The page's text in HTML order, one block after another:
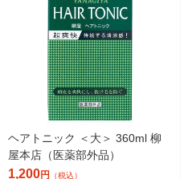
ヘアトニック ＜大＞ 360ml 柳
屋本店（医薬部外品）
1,200円 （税込）